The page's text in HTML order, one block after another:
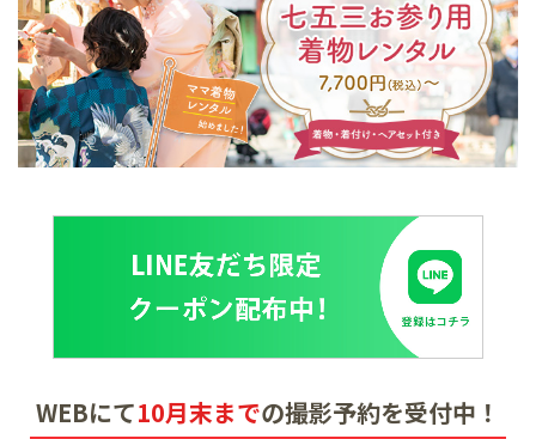
WEBにて10月末までの撮影予約を受付中！